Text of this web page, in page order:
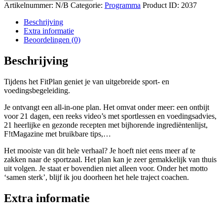
Artikelnummer: N/B Categorie: Programma Product ID: 2037
Beschrijving
Extra informatie
Beoordelingen (0)
Beschrijving
Tijdens het FitPlan geniet je van uitgebreide sport- en
voedingsbegeleiding.
Je ontvangt een all-in-one plan. Het omvat onder meer: een ontbijt
voor 21 dagen, een reeks video’s met sportlessen en voedingsadvies,
21 heerlijke en gezonde recepten met bijhorende ingrediëntenlijst,
F!tMagazine met bruikbare tips,…
Het mooiste van dit hele verhaal? Je hoeft niet eens meer af te
zakken naar de sportzaal. Het plan kan je zeer gemakkelijk van thuis
uit volgen. Je staat er bovendien niet alleen voor. Onder het motto
‘samen sterk’, blijf ik jou doorheen het hele traject coachen.
Extra informatie